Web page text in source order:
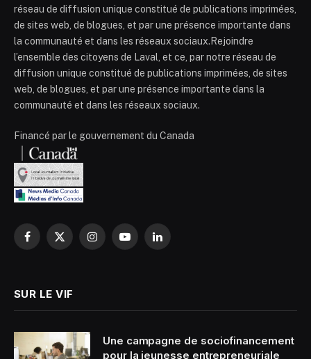
réseau de diffusion unique constitué de publications imprimées,
de sites web, de blogues, et par une présence importante dans
la communauté et dans les réseaux sociaux.Rejoindre
l’ensemble des citoyens de Laval, et ce, par notre réseau de
diffusion unique constitué de publications imprimées, de sites
web, de blogues, et par une présence importante dans la
communauté et dans les réseaux sociaux.
Financé par le gouvernement du Canada
Facebook
X
InstagramYouTubeLinkedIn
SUR LE VIF
Une campagne de sociofinancement
pour la jeunesse entrepreneuriale